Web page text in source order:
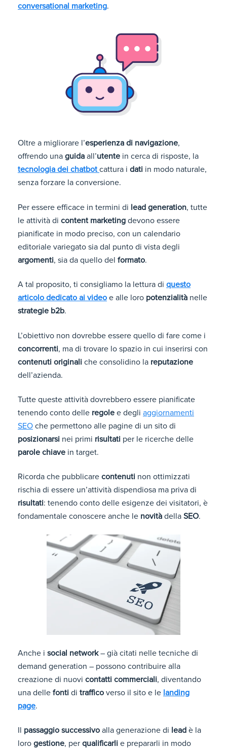
conversational marketing.
Oltre a migliorare l’esperienza di navigazione,
offrendo una guida all’utente in cerca di risposte, la
tecnologia dei chatbotcattura i dati in modo naturale,
senza forzare la conversione.
Per essere efficace in termini di lead generation, tutte
le attività di content marketing devono essere
pianificate in modo preciso, con un calendario
editoriale variegato sia dal punto di vista degli
argomenti, sia da quello del formato.
A tal proposito, ti consigliamo la lettura di questo
articolo dedicato ai video e alle loro potenzialità nelle
strategie b2b.
L’obiettivo non dovrebbe essere quello di fare come i
concorrenti, ma di trovare lo spazio in cui inserirsi con
contenuti originali che consolidino la reputazione
dell’azienda.
Tutte queste attività dovrebbero essere pianificate
tenendo conto delle regole e degli aggiornamenti
SEO che permettono alle pagine di un sito di
posizionarsi nei primi risultati per le ricerche delle
parole chiave in target.
Ricorda che pubblicare contenuti non ottimizzati
rischia di essere un’attività dispendiosa ma priva di
risultati: tenendo conto delle esigenze dei visitatori, è
fondamentale conoscere anche le novità della SEO.
Anche i social network– già citati nelle tecniche di
demand generation – possono contribuire alla
creazione di nuovi contatti commerciali, diventando
una delle fonti di traffico verso il sito e le landing
page.
Il passaggio successivo alla generazione di lead è la
loro gestione, per qualificarli e prepararli in modo